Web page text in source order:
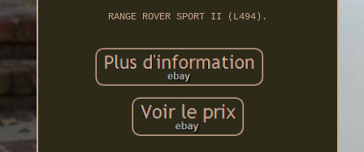
RANGE ROVER SPORT II (L494).